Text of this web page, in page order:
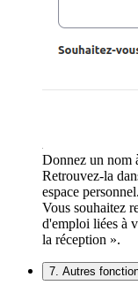
Donnez un nom
Retrouvez-la
espace personnel.
Vous souhaitez
d'emploi liées à
la réception ».
7. Autres